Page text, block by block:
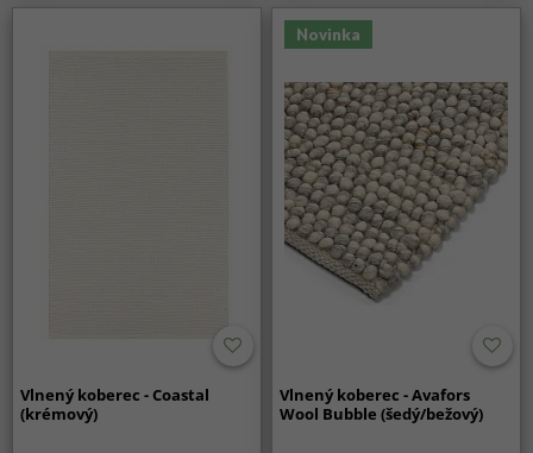
Vlnený koberec - Coastal
(krémový)
Novinka
Vlnený koberec - Avafors
Wool Bubble (šedý/bežový)